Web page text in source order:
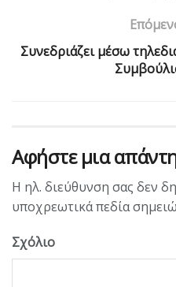
Συνεδριάζει μέσω
Αφήστε μια
Η ηλ. διεύθυνση σας δεν
υποχρεωτικά πεδία
Σχόλιο